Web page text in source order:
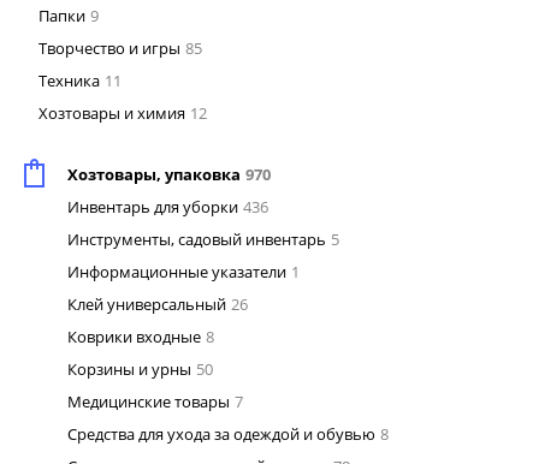
Папки 9
Творчество и игры 85
Техника 11
Хозтовары и химия 12
Хозтовары, упаковка 970
Инвентарь для уборки 436
Инструменты, садовый инвентарь 5
Информационные указатели 1
Клей универсальный 26
Коврики входные 8
Корзины и урны 50
Медицинские товары 7
Средства для ухода за одеждой и обувью 8